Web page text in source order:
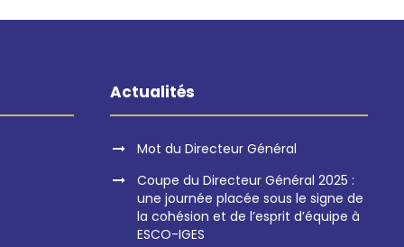
Actualités
Mot du Directeur Général
Coupe du Directeur Général 2025 :
une journée placée sous le signe de
la cohésion et de l’esprit d’équipe à
ESCO-IGES